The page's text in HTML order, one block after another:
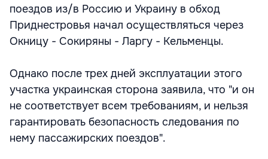
поездов из/в Россию и Украину в обход
Приднестровья начал осуществляться через
Окницу - Сокиряны - Ларгу - Кельменцы.
Однако после трех дней эксплуатации этого
участка украинская сторона заявила, что "и он
не соответствует всем требованиям, и нельзя
гарантировать безопасность следования по
нему пассажирских поездов".